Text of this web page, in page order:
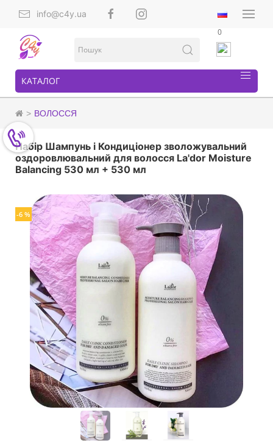
info@c4y.ua
0
КАТАЛОГ
ВОЛОССЯ
Набір Шампунь і Кондиціонер зволожувальний
оздоровлювальний для волосся La'dor Moisture
Balancing 530 мл + 530 мл
-6 %